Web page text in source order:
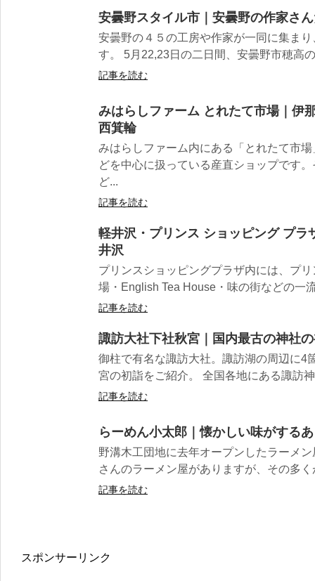
安曇野スタイル市｜安曇野の作家さ
安曇野の４５の工房や作家が一同に集ま
す。 5月22,23日の二日間、安曇野市穂高
記事を読む
みはらしファーム とれたて市場｜伊
西箕輪
みはらしファーム内にある「とれたて市
どを中心に扱っている産直ショップです
ど...
記事を読む
軽井沢・プリンス ショッピング プラ
井沢
プリンスショッピングプラザ内には、プ
場・English Tea House・味の街などの一
記事を読む
諏訪大社下社秋宮｜国内最古の神社
御柱で有名な諏訪大社。諏訪湖の周辺に4
宮の初詣をご紹介。 全国各地にある諏訪
記事を読む
らーめん小太郎｜懐かしい味がする
野溝木工団地に去年オープンしたラーメ
さんのラーメン屋がありますが、その多く
記事を読む
スポンサーリンク